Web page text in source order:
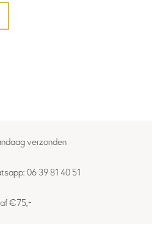
verzonden
06 39 81 40 51
€75,-